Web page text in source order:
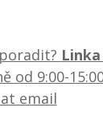
od 9:00-
email